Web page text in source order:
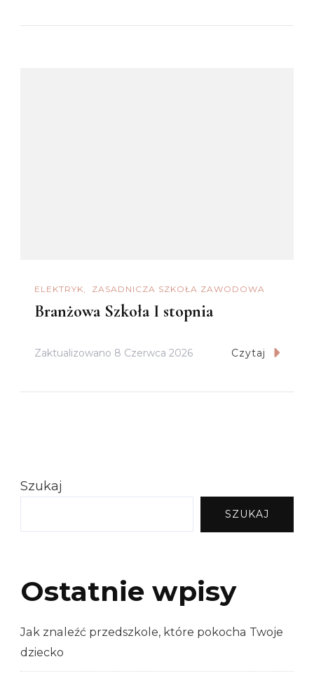
ELEKTRYK ZASADNICZA SZKOŁA ZAWODOWA
Branżowa Szkoła I stopnia
Zaktualizowano 8 Czerwca 2026 Czytaj
Szukaj
SZUKAJ
Ostatnie wpisy
Jak znaleźć przedszkole, które pokocha Twoje
dziecko